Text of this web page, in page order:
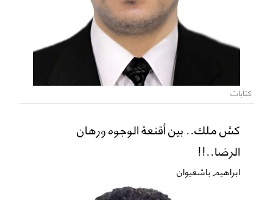
كتابات
كش ملك.. بين أقنعة الوجوه ورهان
الرضا..!!
ابراهيم باشغيوان